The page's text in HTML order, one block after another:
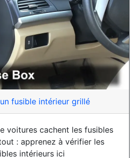
fusible intérieur grillé
voitures cachent les fusibles
: apprenez à vérifier les
intérieurs ici